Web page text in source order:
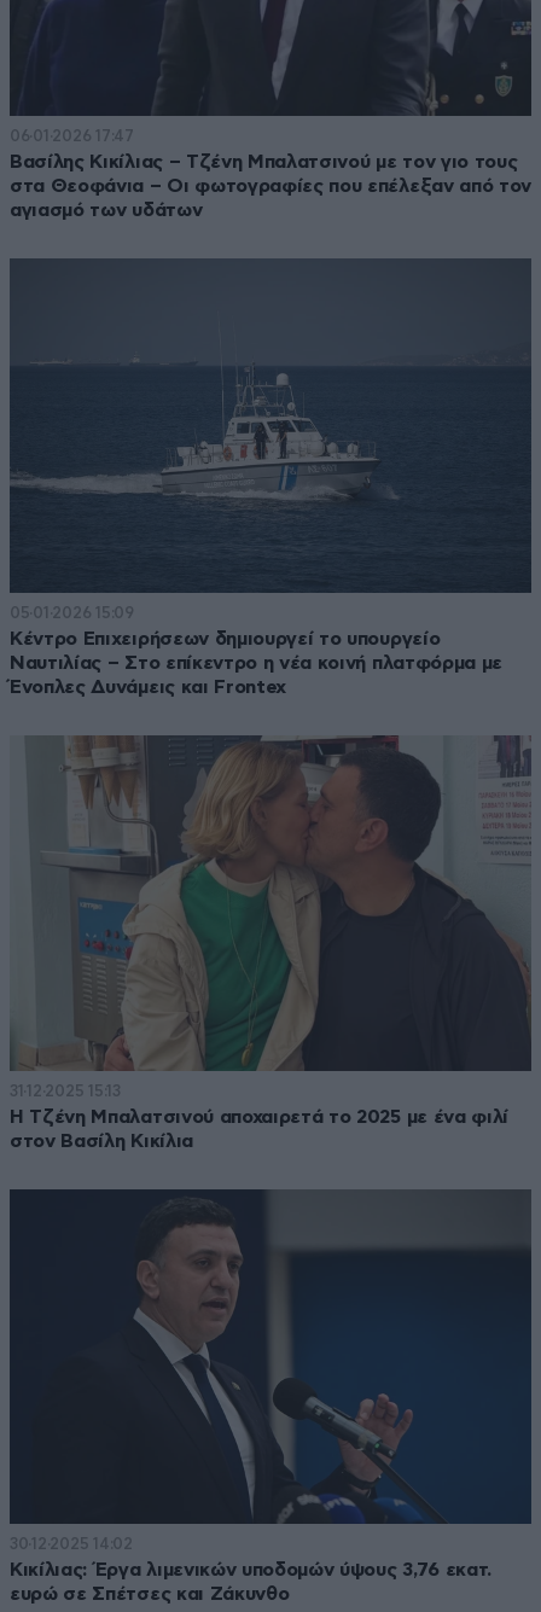
06·01·2026 17:47
Βασίλης Κικίλιας – Τζένη Μπαλατσινού με τον γιο τους
στα Θεοφάνια – Οι φωτογραφίες που επέλεξαν από τον
αγιασμό των υδάτων
05·01·2026 15:09
Κέντρο Επιχειρήσεων δημιουργεί το υπουργείο
Ναυτιλίας – Στο επίκεντρο η νέα κοινή πλατφόρμα με
Ένοπλες Δυνάμεις και Frontex
31·12·2025 15:13
Η Τζένη Μπαλατσινού αποχαιρετά το 2025 με ένα φιλί
στον Βασίλη Κικίλια
30·12·2025 14:02
Κικίλιας: Έργα λιμενικών υποδομών ύψους 3,76 εκατ.
ευρώ σε Σπέτσες και Ζάκυνθο